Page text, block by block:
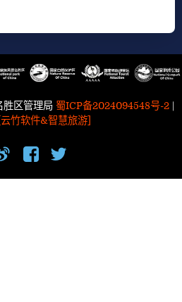
区管理局 蜀ICP备2024094548号-2 |
竹软件&智慧旅游]